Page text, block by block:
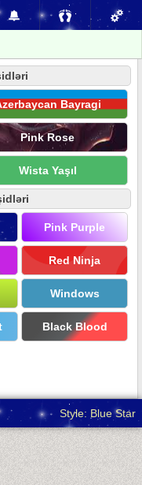
Bayragi
Pink Rose
Wista Yaşıl
Pink Purple
Red Ninja
Windows
Black Blood
Style: Blue Star